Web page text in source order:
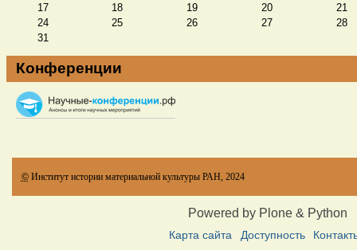
17
18 19 20
21
24
25 26 27
28
31
Конференции
© Институт истории материальной культуры РАН, 2024
Powered by Plone & Python
Карта сайта Доступность